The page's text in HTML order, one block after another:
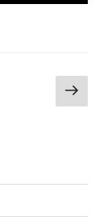
次
の